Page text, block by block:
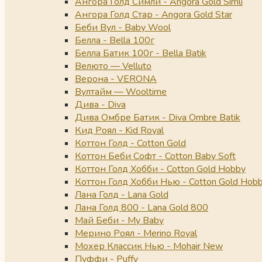
Ангора Голд Стар - Angora Gold Star
Беби Вул - Baby Wool
Белла - Bella 100г
Белла Батик 100г - Bella Batik
Велюто — Velluto
Верона - VERONA
Вултайм — Wooltime
Дива - Diva
Дива Омбре Батик - Diva Ombre Batik
Кид Роял - Kid Royal
Коттон Голд - Cotton Gold
Коттон Беби Софт - Cotton Baby Soft
Коттон Голд Хобби - Cotton Gold Hobby
Коттон Голд Хобби Нью - Cotton Gold
Лана Голд - Lana Gold
Лана Голд 800 - Lana Gold 800
Май Беби - My Baby
Мерино Роял - Merino Royal
Мохер Классик Нью - Mohair New
Пуффи - Puffy